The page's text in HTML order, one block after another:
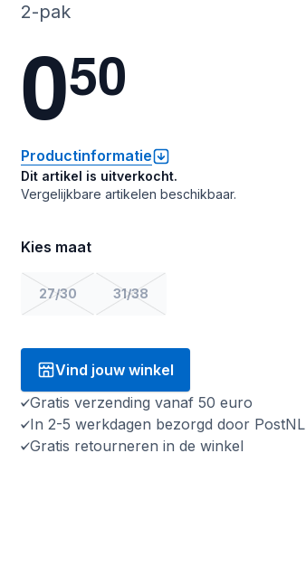
2-pak
050
Productinformatie
Dit artikel is uitverkocht.
Vergelijkbare artikelen beschikbaar.
Kies maat
27/30 31/38
Vind jouw winkel
Gratis verzending vanaf 50 euro
In 2-5 werkdagen bezorgd door PostNL
Gratis retourneren in de winkel